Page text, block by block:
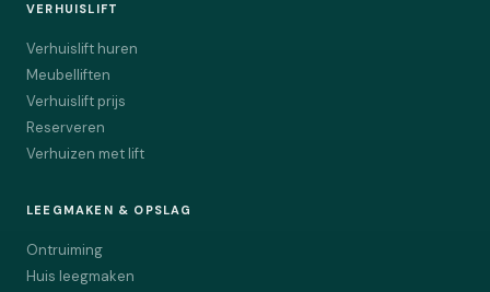
VERHUISLIFT
Verhuislift huren
Meubelliften
Verhuislift prijs
Reserveren
Verhuizen met lift
LEEGMAKEN & OPSLAG
Ontruiming
Huis leegmaken